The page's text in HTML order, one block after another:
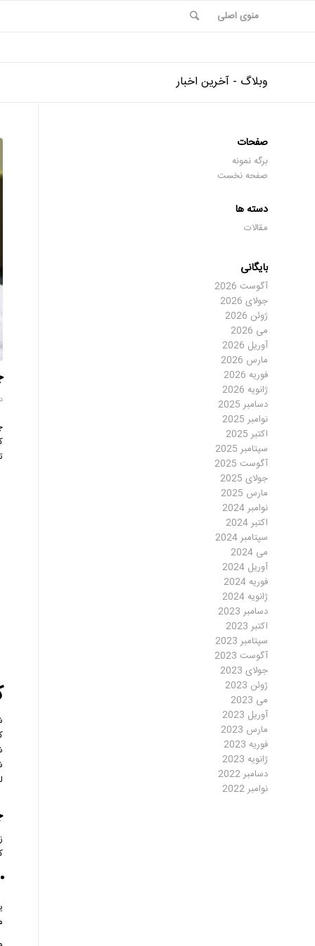
منوی اصلی
وبلاگ - آخرین اخبار
صفحات
برگه نمونه
صفحه نخست
دسته ها
مقالات
بایگانی
آگوست 2026
جولای 2026
ژوئن 2026
می 2026
آوریل 2026
مارس 2026
فوریه 2026
ژانویه 2026
دسامبر 2025
نوامبر 2025
اکتبر 2025
سپتامبر 2025
آگوست 2025
جولای 2025
مارس 2025
نوامبر 2024
اکتبر 2024
سپتامبر 2024
می 2024
آوریل 2024
فوریه 2024
ژانویه 2024
دسامبر 2023
اکتبر 2023
سپتامبر 2023
آگوست 2023
جولای 2023
ژوئن 2023
می 2023
آوریل 2023
مارس 2023
فوریه 2023
ژانویه 2023
دسامبر 2022
نوامبر 2022